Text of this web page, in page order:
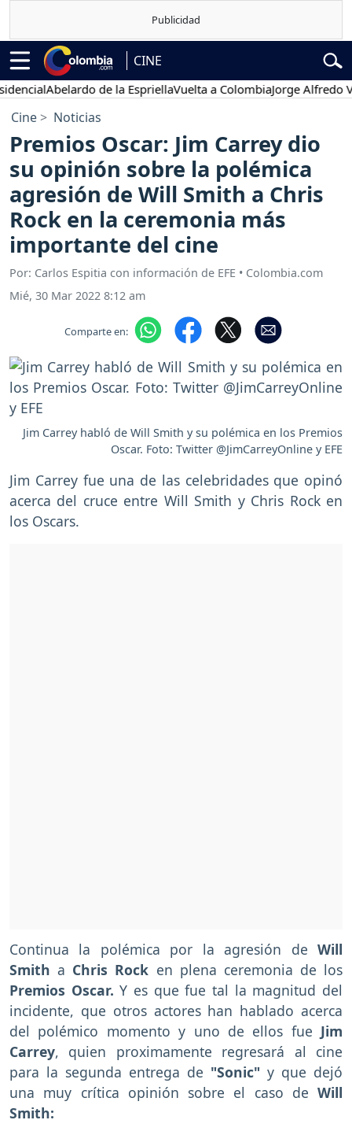
CINE
Abelardo de la EspriellaVuelta a ColombiaJorge Alfredo Vargas
Cine Noticias
Premios Oscar: Jim Carrey dio
su opinión sobre la polémica
agresión de Will Smith a Chris
Rock en la ceremonia más
importante del cine
Por: Carlos Espitia con información de EFE • Colombia.com
Mié, 30 Mar 2022 8:12 am
Comparte en:
Jim Carrey habló de Will Smith y su polémica en los Premios
Oscar. Foto: Twitter @JimCarreyOnline y EFE
Jim Carrey fue una de las celebridades que opinó
acerca del cruce entre Will Smith y Chris Rock en
los Oscars.
Continua la polémica por la agresión de Will
Smith a Chris Rock en plena ceremonia de los
Premios Oscar. Y es que fue tal la magnitud del
incidente, que otros actores han hablado acerca
del polémico momento y uno de ellos fue Jim
Carrey, quien proximamente regresará al cine
para la segunda entrega de "Sonic" y que dejó
una muy crítica opinión sobre el caso de Will
Smith: